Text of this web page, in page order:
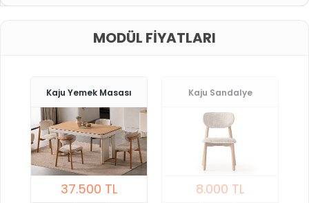
MODÜL FIYATLARI
Kaju Yemek Masası
37.500 TL
Kaju Sandalye
8.000 TL